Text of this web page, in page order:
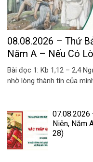
08.08.2026 – Thứ
Năm A – Nếu Có
Bài đọc 1: Kb 1,12 – 2,4
nhờ lòng thành tín của
07.08.2026
Niên, Năm
28)